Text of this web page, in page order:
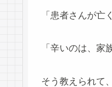
「患者さんが亡
「辛いのは、家
そう教えられて